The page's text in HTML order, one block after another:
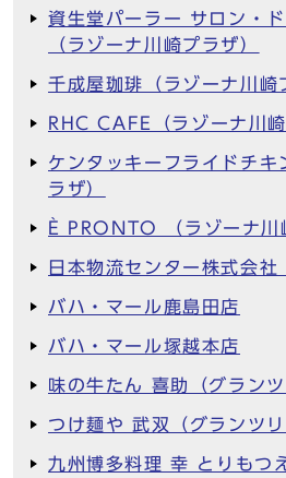
資生堂パーラー サロン・
（ラゾーナ川崎プラザ）
千成屋珈琲（ラゾーナ川崎
RHC CAFE（ラゾーナ川崎
ケンタッキーフライドチキ
ラザ）
È PRONTO （ラゾーナ川
日本物流センター株式会
バハ・マール鹿島田店
バハ・マール塚越本店
味の牛たん 喜助（グラン
つけ麺や 武双（グランツリ
九州博多料理 幸 とりもつ